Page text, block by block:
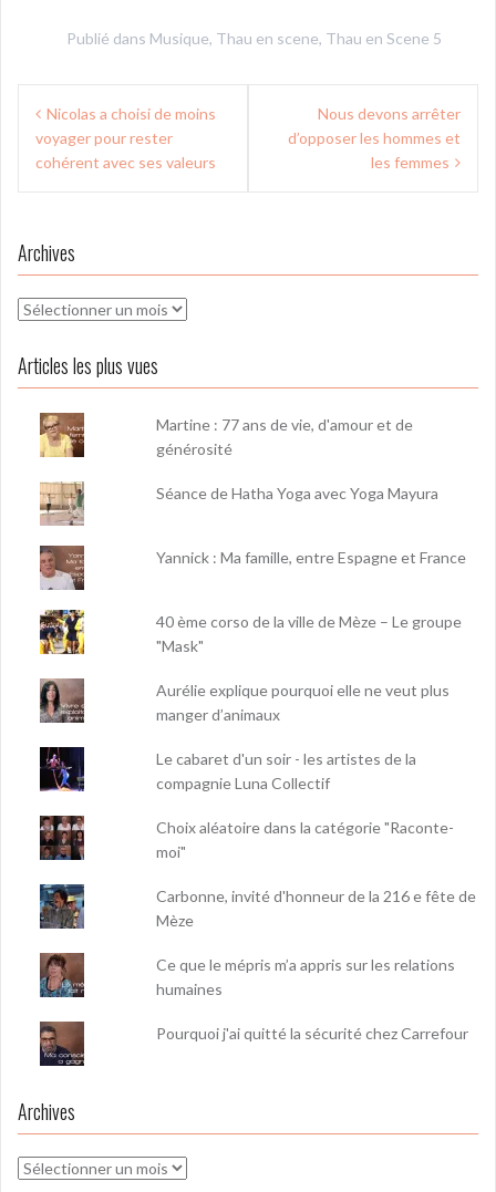
Publié dans Musique, Thau en scene, Thau en Scene 5
Navigation
de
l’article
Nicolas a choisi de moins
voyager pour rester
cohérent avec ses valeurs
Nous devons arrêter
d’opposer les hommes et
les femmes
Archives
Archives
Articles les plus vues
Martine : 77 ans de vie, d'amour et de
générosité
Séance de Hatha Yoga avec Yoga Mayura
Yannick : Ma famille, entre Espagne et France
40 ème corso de la ville de Mèze – Le groupe
"Mask"
Aurélie explique pourquoi elle ne veut plus
manger d’animaux
Le cabaret d'un soir - les artistes de la
compagnie Luna Collectif
Choix aléatoire dans la catégorie "Raconte-
moi"
Carbonne, invité d'honneur de la 216 e fête de
Mèze
Ce que le mépris m’a appris sur les relations
humaines
Pourquoi j'ai quitté la sécurité chez Carrefour
Archives
Archives